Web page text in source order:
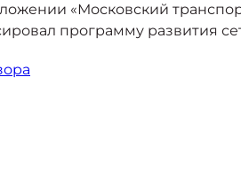
«Московский
программу развития